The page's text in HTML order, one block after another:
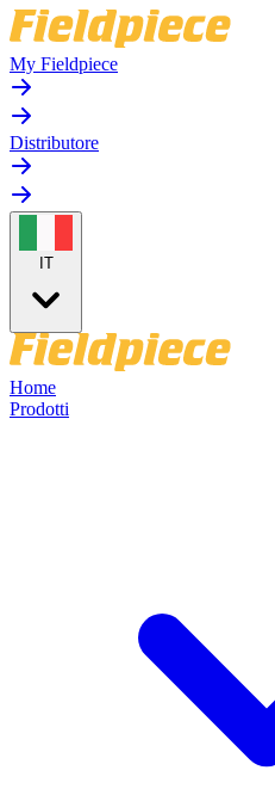
My Fieldpiece
Distributore
IT
Home
Prodotti